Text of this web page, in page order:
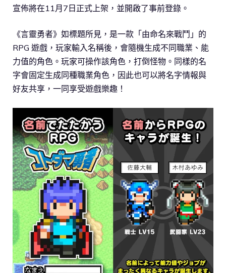
宣佈將在11月7日正式上架，並開啟了事前登錄。
《言靈勇者》如標題所見，是一款「由命名來戰鬥」的
RPG 遊戲，玩家輸入名稱後，會隨機生成不同職業、能
力值的角色。玩家可操作該角色，打倒怪物。同樣的名
字會固定生成同種職業角色，因此也可以將名字情報與
好友共享，一同享受遊戲樂趣！